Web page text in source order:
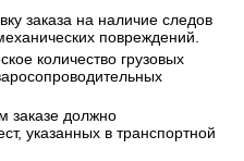
заказа на наличие следов
повреждений.
количество грузовых
заказе должно
указанных в транспортной